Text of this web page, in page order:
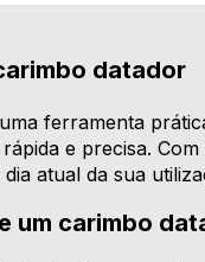
datador
ferramenta
e precisa.
atual da sua
um carimbo